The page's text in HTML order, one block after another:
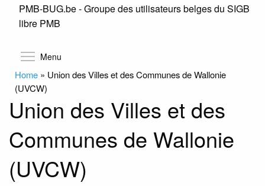
Skip
PMB-BUG.be - Groupe des utilisateurs belges du SIGB
libre PMB
Menu
Home » Union des Villes et des Communes de Wallonie
(UVCW)
Union des Villes et des
Communes de Wallonie
(UVCW)